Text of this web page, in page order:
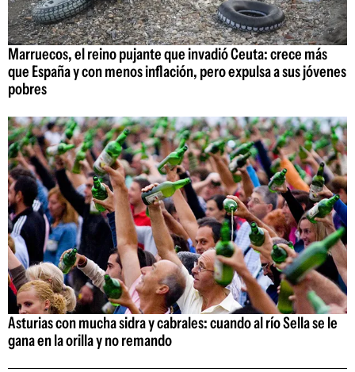
Marruecos, el reino pujante que invadió Ceuta: crece más
que España y con menos inflación, pero expulsa a sus jóvenes
pobres
Asturias con mucha sidra y cabrales: cuando al río Sella se le
gana en la orilla y no remando